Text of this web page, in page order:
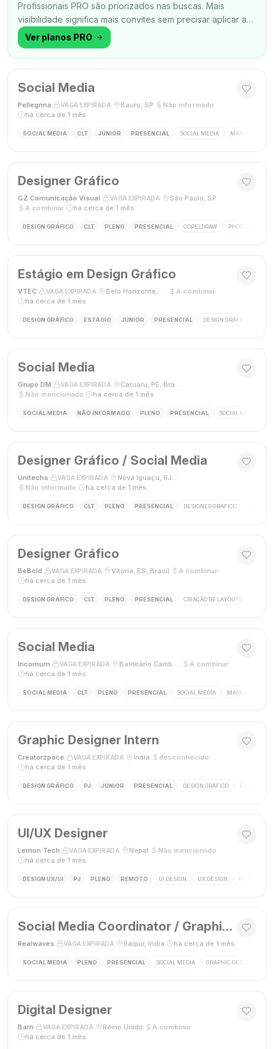
Profissionais PRO são priorizados nas buscas. Mais
visibilidade significa mais convites sem precisar aplicar a
todo momento.
Ver planos PRO
Social Media
Pellegrina VAGA EXPIRADA Bauru, SP Não informado
há cerca de 1 mês
SOCIAL MEDIA CLT JÚNIOR PRESENCIAL SOCIAL MEDIA MARKETING
Designer Gráfico
GZ Comunicação Visual VAGA EXPIRADA São Paulo, SP
A combinar
há cerca de 1 mês
DESIGN GRÁFICO CLT PLENO PRESENCIAL CORELDRAW PHOTOSHOP
Estágio em Design Gráfico
VTEC VAGA EXPIRADA Belo Horizonte, MG A combinar·
há cerca de 1 mês
DESIGN GRÁFICO ESTÁGIO JÚNIOR PRESENCIAL DESIGN GRÁFICO
Social Media
Grupo DM VAGA EXPIRADA Caruaru, PE, Brasil
Não mencionado
há cerca de 1 mês
SOCIAL MEDIA NÃO INFORMADO PLENO PRESENCIAL SOCIAL MEDIA
Designer Gráfico / Social Media
Unitechs VAGA EXPIRADA Nova Iguaçu, RJ, Brasil
Não informado
há cerca de 1 mês
DESIGN GRÁFICO CLT PLENO PRESENCIAL DESIGNER GRÁFICO
Designer Gráfico
BeBold VAGA EXPIRADA Vitória, ES, Brasil A combinar·
há cerca de 1 mês
DESIGN GRÁFICO CLT PLENO PRESENCIAL CRIAÇÃO DE LAYOUTS
Social Media
Incomum VAGA EXPIRADA Balneário Camboriú, SC A combinar·
há cerca de 1 mês
SOCIAL MEDIA CLT PLENO PRESENCIAL SOCIAL MEDIA MARKETING
Graphic Designer Intern
Creatorzpace VAGA EXPIRADA Índia desconhecido
há cerca de 1 mês
DESIGN GRÁFICO PJ JÚNIOR PRESENCIAL DESIGN GRÁFICO ESTÁGIO
UI/UX Designer
Lemon Tech VAGA EXPIRADA Nepal Não mencionado
há cerca de 1 mês
DESIGN UX/UI PJ PLENO REMOTO UI DESIGN UX DESIGN FIGMA
Social Media Coordinator / Graphic Designer
Realwaves VAGA EXPIRADA Raipur, Índia há cerca de 1 mês
SOCIAL MEDIA PLENO PRESENCIAL SOCIAL MEDIA GRAPHIC DESIGN
Digital Designer
Barn VAGA EXPIRADA Reino Unido A combinar·
há cerca de 1 mês